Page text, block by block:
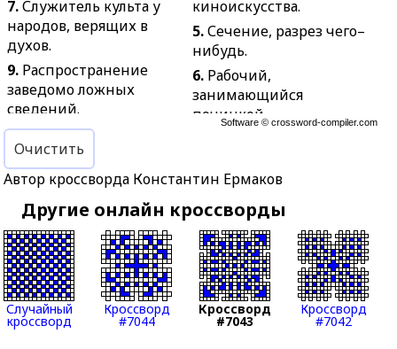
7.Служитель культа у
народов, верящих в
духов.
9. Распространение
заведомо ложных
сведений.
12.Повреждение
машины во время
работы.
Начало музыкального
произведения со слабой
доли.
14.Химическое
соединение,
содержащее водород.
19.Подвесной
киноискусства.
5.Сечение, разрез чего–
нибудь.
6. Рабочий,
занимающийся
починкой.
8.Механизм для
наматывания бумаги в
бумагоделательной
машине.
10.Окончательная
очистка продукта от
примесей в
металлургической,
Software ©crossword-compiler.com
Очистить
Автор кроссворда Константин Ермаков
Другие онлайн кроссворды
Случайный
кроссворд
Кроссворд
#7044
Кроссворд
#7043
Кроссворд
#7042